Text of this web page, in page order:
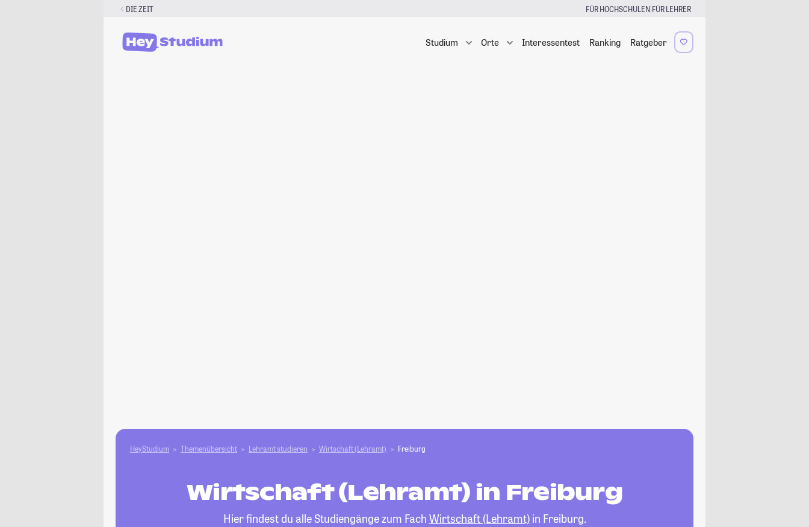
DIE ZEIT FÜR HOCHSCHULEN|FÜR LEHRER
Studium Orte Interessentest Ranking Ratgeber
HeyStudium Themenübersicht Lehramt studieren Wirtschaft (Lehramt) Freiburg
Wirtschaft (Lehramt) in Freiburg
Hier findest du alle Studiengänge zum Fach Wirtschaft (Lehramt)in Freiburg.